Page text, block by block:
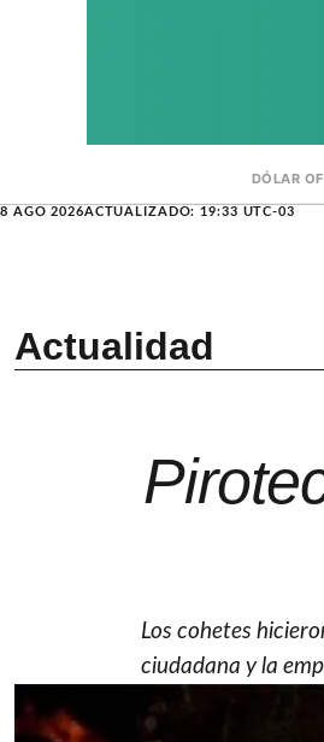
DÓLAR
8 AGO 2026ACTUALIZADO: 19:33 UTC-03
Actualidad
Los cohetes
ciudadana y la